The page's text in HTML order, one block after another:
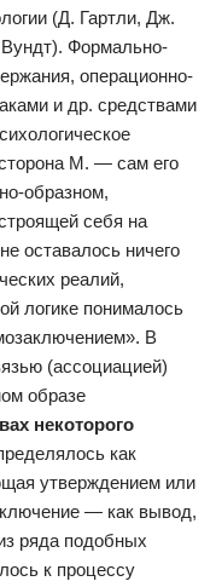
(Д. Гартли, Дж.
Формально-
операционно-
и др. средствами
М. — сам его
образном,
себя на
оставалось ничего
реалий,
логике понималось
В
(ассоциацией)
образе
некоторого
как
утверждением или
— как вывод,
ряда подобных
к процессу